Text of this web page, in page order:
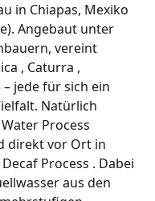
in Chiapas, Mexiko
Angebaut unter
vereint
, Caturra ,
– jede für sich ein
Natürlich
Process
direkt vor Ort in
Process . Dabei
aus den